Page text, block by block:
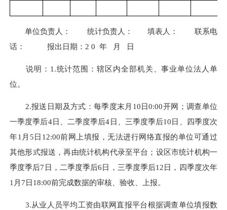
单位负责人： 统计负责人： 填表人： 联系电
话： 报出日期：2 0 年 月 日
说明：1.统计范围：辖区内全部机关、事业单位法人单
位。
2.报送日期及方式：每季度末月10日0:00开网；调查单位
一季度季后4日、二季度季后4日、三季度季后10日、四季度次
年1月5日12:00前网上填报，无法进行网络直报的单位可通过
其他形式报送，再由统计机构代录至平台；设区市统计机构一
季度季后7日，二季度季后6日，三季度季后12日，四季度次年
1月7日18:00前完成数据的审核、验收、上报。
3.从业人员平均工资由联网直报平台根据调查单位填报数